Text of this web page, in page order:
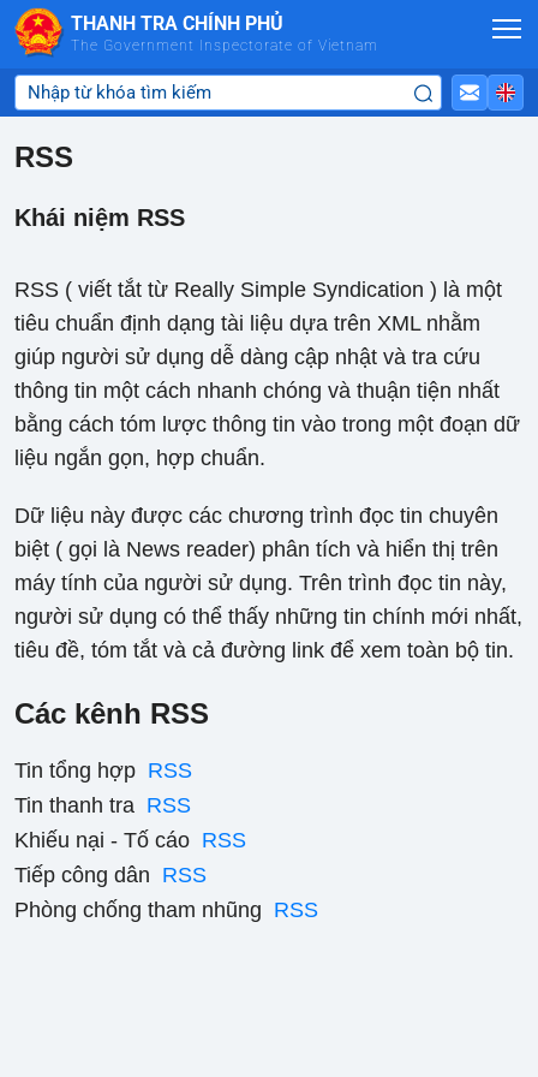
Skip to Main Content
THANH TRA CHÍNH PHỦ
The Government Inspectorate of Vietnam
RSS
Khái niệm RSS
RSS ( viết tắt từ Really Simple Syndication ) là một
tiêu chuẩn định dạng tài liệu dựa trên XML nhằm
giúp người sử dụng dễ dàng cập nhật và tra cứu
thông tin một cách nhanh chóng và thuận tiện nhất
bằng cách tóm lược thông tin vào trong một đoạn dữ
liệu ngắn gọn, hợp chuẩn.
Dữ liệu này được các chương trình đọc tin chuyên
biệt ( gọi là News reader) phân tích và hiển thị trên
máy tính của người sử dụng. Trên trình đọc tin này,
người sử dụng có thể thấy những tin chính mới nhất,
tiêu đề, tóm tắt và cả đường link để xem toàn bộ tin.
Các kênh RSS
Tin tổng hợp RSS
Tin thanh tra RSS
Khiếu nại - Tố cáo RSS
Tiếp công dân RSS
Phòng chống tham nhũng RSS